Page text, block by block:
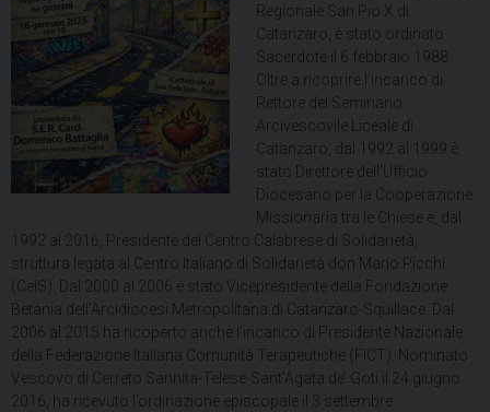
Regionale San Pio X di
Catanzaro, è stato ordinato
Sacerdote il 6 febbraio 1988.
Oltre a ricoprire l’incarico di
Rettore del Seminario
Arcivescovile Liceale di
Catanzaro, dal 1992 al 1999 è
stato Direttore dell’Ufficio
Diocesano per la Cooperazione
Missionaria tra le Chiese e, dal
1992 al 2016, Presidente del Centro Calabrese di Solidarietà,
struttura legata al Centro Italiano di Solidarietà don Mario Picchi
(CeIS). Dal 2000 al 2006 è stato Vicepresidente della Fondazione
Betania dell’Arcidiocesi Metropolitana di Catanzaro-Squillace. Dal
2006 al 2015 ha ricoperto anche l’incarico di Presidente Nazionale
della Federazione Italiana Comunità Terapeutiche (FICT). Nominato
Vescovo di Cerreto Sannita-Telese-Sant’Agata de’ Goti il 24 giugno
2016, ha ricevuto l’ordinazione episcopale il 3 settembre